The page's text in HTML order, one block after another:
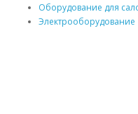
Оборудование для
Электрооборудование